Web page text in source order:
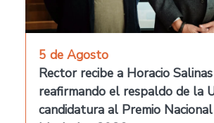
5 de Agosto
Rector recibe a Horacio Salinas
reafirmando el respaldo de la
candidatura al Premio